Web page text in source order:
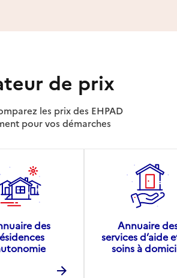
de prix
les prix des EHPAD
pour vos démarches
des
Annuaire
services d’aide
soins à